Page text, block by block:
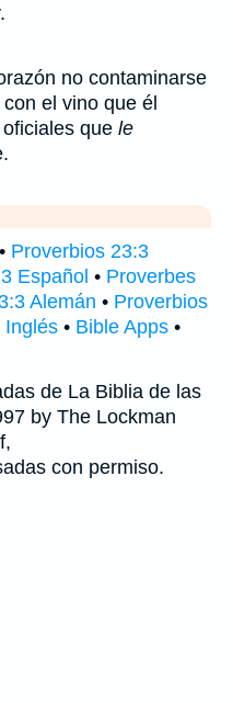
no contaminarse
el vino que él
que le
• Proverbios 23:3
Español • Proverbes
Alemán • Proverbios
Inglés • Bible Apps •
de La Biblia de las
by The Lockman
con permiso.